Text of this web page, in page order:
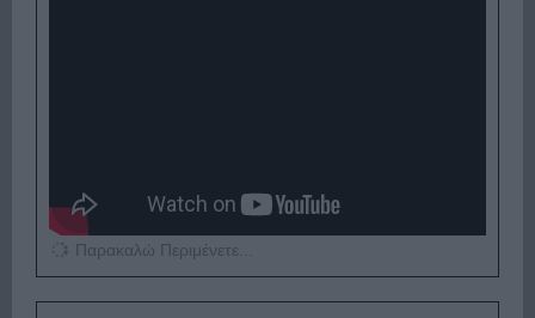
Παρακαλώ Περιμένετε...